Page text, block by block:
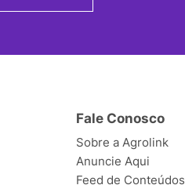
Fale Conosco
Sobre a Agrolink
Anuncie Aqui
Feed de Conteúdos